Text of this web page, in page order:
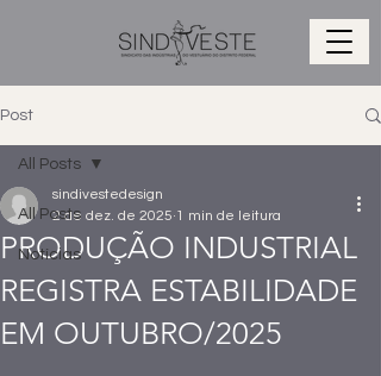
Post
All Posts
Notícias
All Posts
PRODUÇÃO INDUSTRIAL
REGISTRA ESTABILIDADE
EM OUTUBRO/2025
sindivestedesign
2 de dez. de 2025 1 min de leitura